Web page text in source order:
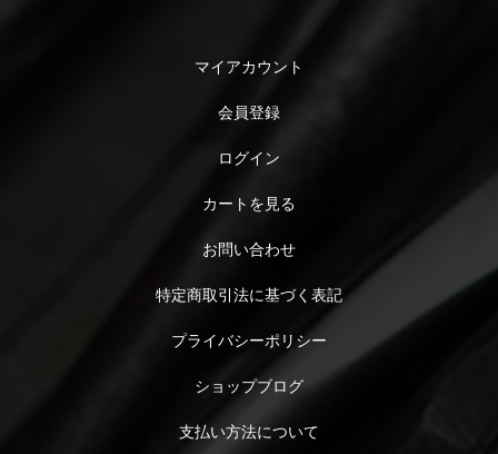
マイアカウント
会員登録
ログイン
カートを見る
お問い合わせ
特定商取引法に基づく表記
プライバシーポリシー
ショップブログ
支払い方法について